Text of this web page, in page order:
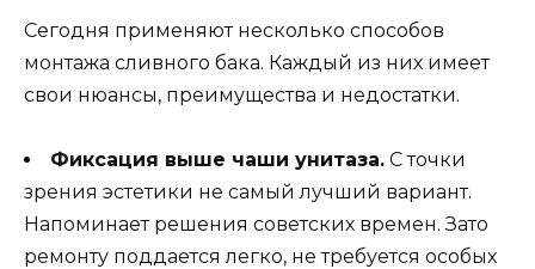
Сегодня применяют несколько способов
монтажа сливного бака. Каждый из них имеет
свои нюансы, преимущества и недостатки.
Фиксация выше чаши унитаза. С точки
зрения эстетики не самый лучший вариант.
Напоминает решения советских времен. Зато
ремонту поддается легко, не требуется особых